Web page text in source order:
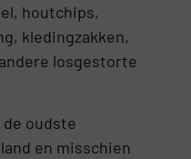
houtchips,
kledingzakken,
losgestorte
de oudste
en misschien